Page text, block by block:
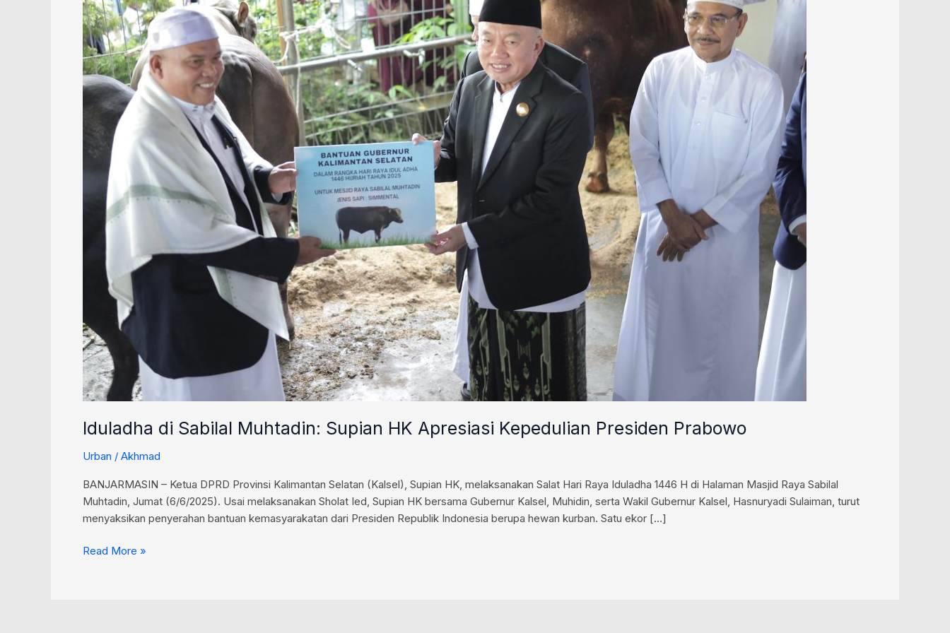
Iduladha di Sabilal Muhtadin: Supian HK Apresiasi Kepedulian Presiden Prabowo
Urban / Akhmad
BANJARMASIN – Ketua DPRD Provinsi Kalimantan Selatan (Kalsel), Supian HK, melaksanakan Salat Hari Raya Iduladha 1446 H di Halaman Masjid Raya Sabilal
Muhtadin, Jumat (6/6/2025). Usai melaksanakan Sholat Ied, Supian HK bersama Gubernur Kalsel, Muhidin, serta Wakil Gubernur Kalsel, Hasnuryadi Sulaiman, turut
menyaksikan penyerahan bantuan kemasyarakatan dari Presiden Republik Indonesia berupa hewan kurban. Satu ekor […]
HK
Apresiasi
Kepedulian
Presiden
Prabowo
Read More »